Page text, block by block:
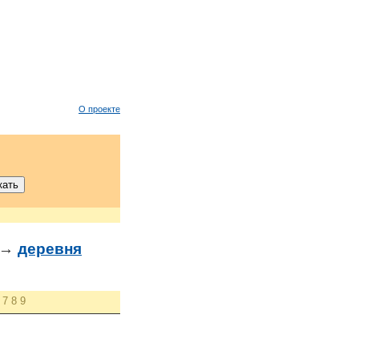
О проекте
→ деревня
7 8 9